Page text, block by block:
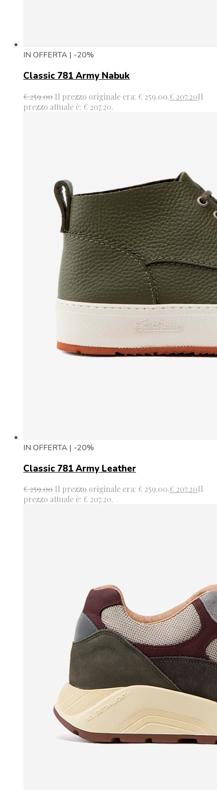
IN OFFERTA | -20%
Classic 781 Army Nabuk
€259.00 Il prezzo originale era: € 259.00.€ 207.20Il
prezzo attuale è: € 207.20.
IN OFFERTA | -20%
Classic 781 Army Leather
€259.00 Il prezzo originale era: € 259.00.€ 207.20Il
prezzo attuale è: € 207.20.